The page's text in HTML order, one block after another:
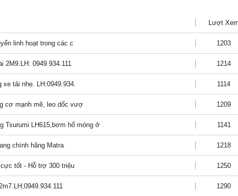
Lượt
linh hoạt trong các c 1203
2M9.LH: 0949.934.111 1214
xe tải nhẹ. LH:0949.934. 1114
cơ mạnh mẽ, leo dốc vượ 1209
Tsurumi LH615,bơm hố móng ở 1141
chính hãng Matra 1218
tốt - Hỗ trợ 300 triệu 1250
1290